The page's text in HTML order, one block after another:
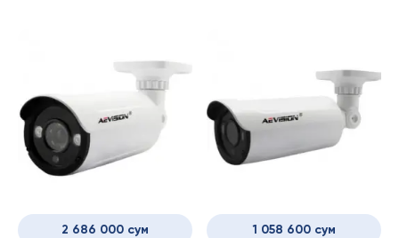
2 686 000 сум 1 058 600 сум